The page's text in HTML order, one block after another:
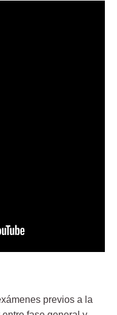
previos a la